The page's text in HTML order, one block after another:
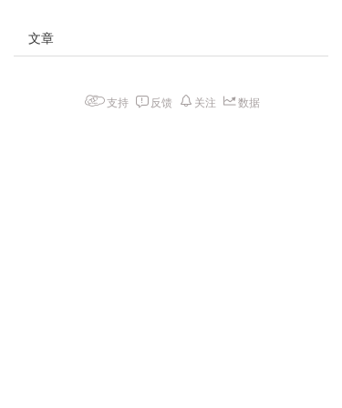
文章
支持 反馈 关注 数据